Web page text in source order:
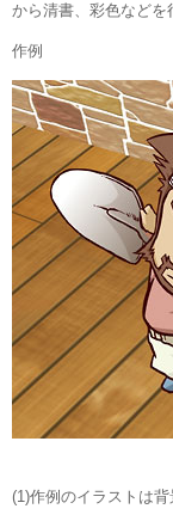
から清書、彩色などを
作例
(1)作例のイラストは